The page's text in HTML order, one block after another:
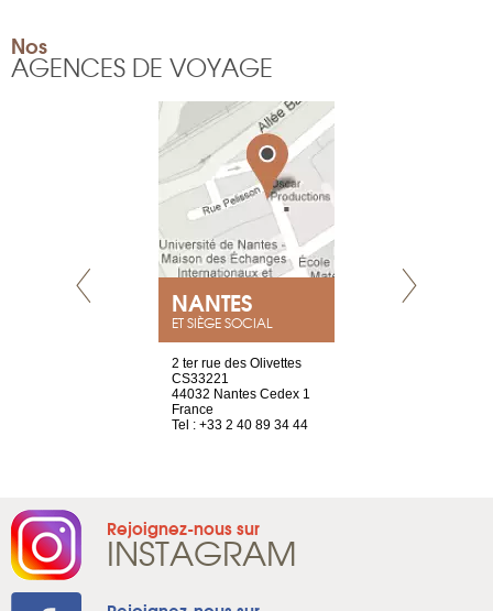
Nos
AGENCES DE VOYAGE
NANTES
ET SIÈGE SOCIAL
2 ter rue des Olivettes
CS33221
44032 Nantes Cedex 1
France
Tel : +33 2 40 89 34 44
Rejoignez-nous sur
INSTAGRAM